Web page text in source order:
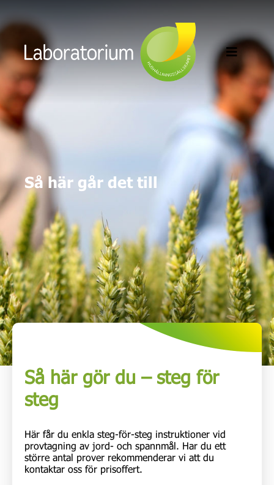
Så här går det till
Så här gör du – steg för
steg
Här får du enkla steg-för-steg instruktioner vid
provtagning av jord- och spannmål. Har du ett
större antal prover rekommenderar vi att du
kontaktar oss för prisoffert.